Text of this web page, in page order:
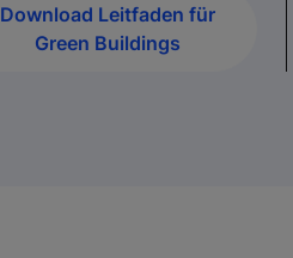
Download Leitfaden für
Green Buildings